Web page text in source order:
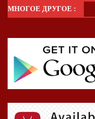
МНОГОЕ ДРУГОЕ :